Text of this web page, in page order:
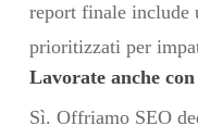
report finale include
prioritizzati per
Lavorate anche
Sì. Offriamo SEO